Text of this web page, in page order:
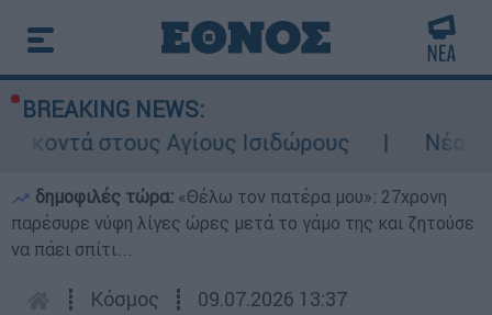
BREAKING NEWS:
στους Αγίους Ισιδώρους
Νέα
δημοφιλές τώρα: «Θέλω τον πατέρα μου»: 27χρονη
παρέσυρε νύφη λίγες ώρες μετά το γάμο της και ζητούσε
να πάει σπίτι...
┋ Κόσμος ┋ 09.07.2026 13:37